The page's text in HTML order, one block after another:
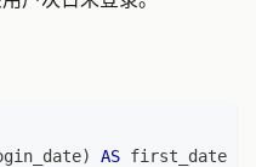
) AS first_date